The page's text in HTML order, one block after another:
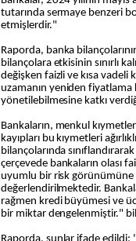
tutarında sermaye benzeri
etmişlerdir."
Raporda, banka
bilançolara etkisinin sınırlı
değişken faizli ve kısa
uzamanın yeniden fiyatlama
yönetilebilmesine katkı
Bankaların, menkul
kayıpları bu kıymetleri
bilançolarında
çerçevede bankaların olası
uyumlu bir risk görünümüne
değerlendirilmektedir.
rağmen kredi büyümesi ve
bir miktar dengelenmiştir."